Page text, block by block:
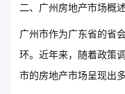
二、广州房地产市场概
广州市作为广东省的省
环。近年来，随着政策
市的房地产市场呈现出